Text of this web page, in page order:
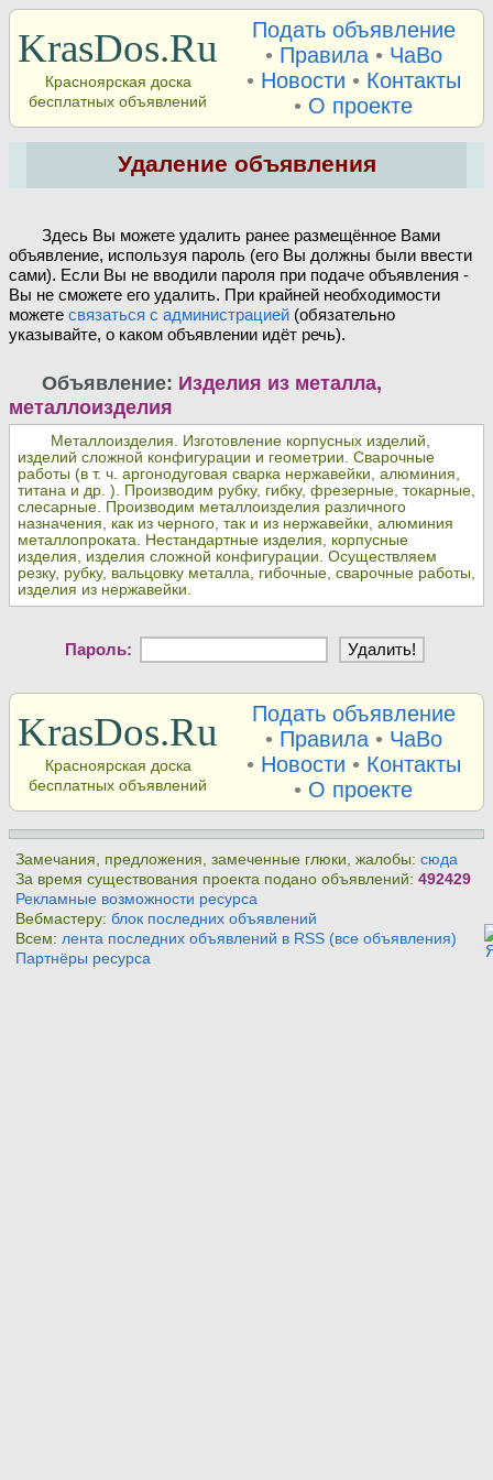
KrasDos.Ru
Красноярская доска
бесплатных объявлений
Подать объявление
• Правила• ЧаВо
• Новости • Контакты
• О проекте
Удаление объявления
Здесь Вы можете удалить ранее размещённое Вами
объявление, используя пароль (его Вы должны были ввести
сами). Если Вы не вводили пароля при подаче объявления -
Вы не сможете его удалить. При крайней необходимости
можете связаться с администрацией(обязательно
указывайте, о каком объявлении идёт речь).
Объявление: Изделия из металла,
металлоизделия
Металлоизделия. Изготовление корпусных изделий,
изделий сложной конфигурации и геометрии. Сварочные
работы (в т. ч. аргонодуговая сварка нержавейки, алюминия,
титана и др. ). Производим рубку, гибку, фрезерные, токарные,
слесарные. Производим металлоизделия различного
назначения, как из черного, так и из нержавейки, алюминия
металлопроката. Нестандартные изделия, корпусные
изделия, изделия сложной конфигурации. Осуществляем
резку, рубку, вальцовку металла, гибочные, сварочные работы,
изделия из нержавейки.
Пароль:
KrasDos.Ru
Красноярская доска
бесплатных объявлений
Подать объявление
• Правила• ЧаВо
• Новости • Контакты
• О проекте
Замечания, предложения, замеченные глюки, жалобы:сюда
За время существования проекта подано объявлений:492429
Рекламные возможности ресурса
Вебмастеру:блок последних объявлений
Всем:лента последних объявлений в RSS (все объявления)
Партнёры ресурса